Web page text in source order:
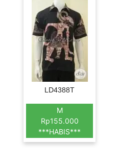
LD4388T
M
Rp155.000
***HABIS***